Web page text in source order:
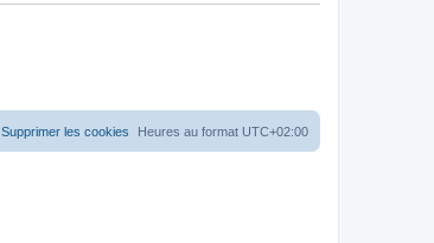
Heures au format UTC+02:00
Supprimer les cookies